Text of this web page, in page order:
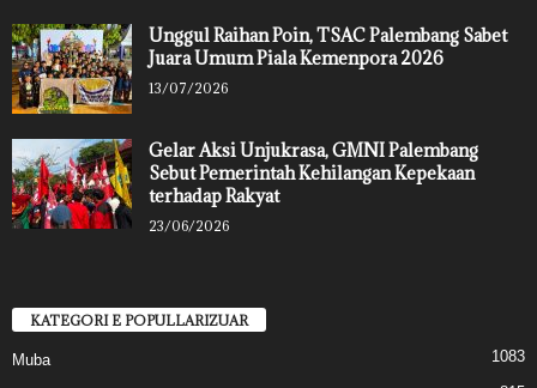
Unggul Raihan Poin, TSAC Palembang Sabet
Juara Umum Piala Kemenpora 2026
13/07/2026
Gelar Aksi Unjukrasa, GMNI Palembang
Sebut Pemerintah Kehilangan Kepekaan
terhadap Rakyat
23/06/2026
KATEGORI E POPULLARIZUAR
Muba 1083